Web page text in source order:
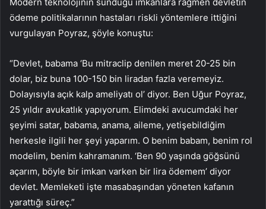
Modern teknolojinin sunduğu imkanlara rağmen devletin
ödeme politikalarının hastaları riskli yöntemlere ittiğini
vurgulayan Poyraz, şöyle konuştu:
“Devlet, babama ‘Bu mitraclip denilen meret 20-25 bin
dolar, biz buna 100-150 bin liradan fazla veremeyiz.
Dolayısıyla açık kalp ameliyatı ol’ diyor. Ben Uğur Poyraz,
25 yıldır avukatlık yapıyorum. Elimdeki avucumdaki her
şeyimi satar, babama, anama, aileme, yetişebildiğim
herkesle ilgili her şeyi yaparım. O benim babam, benim rol
modelim, benim kahramanım. ‘Ben 90 yaşında göğsünü
açarım, böyle bir imkan varken bir lira ödemem’ diyor
devlet. Memleketi işte masabaşından yöneten kafanın
yarattığı süreç.”